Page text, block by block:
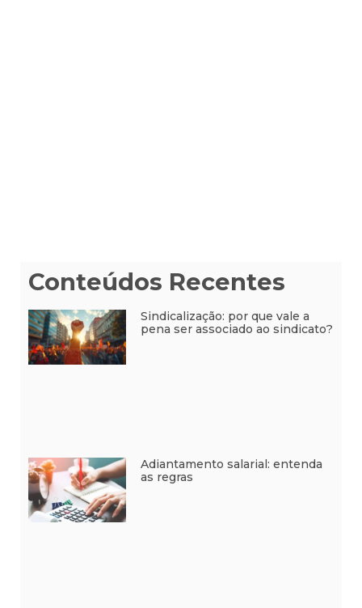
Conteúdos Recentes
Sindicalização: por que vale a
pena ser associado ao sindicato?
Adiantamento salarial: entenda
as regras